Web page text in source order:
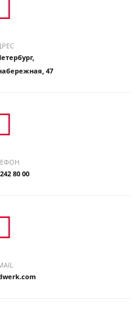
47
80 00